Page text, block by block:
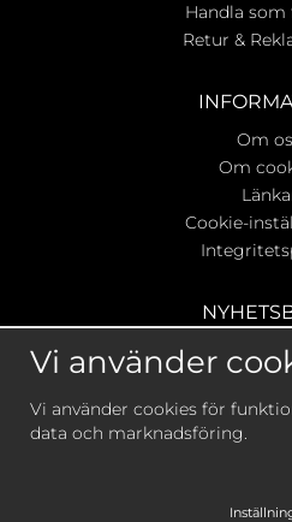
Handla som
Retur &
Om
Om
Cookie-
Ta del av våra bästa
De uppgifter du matar in
Vi använder
Vi använder cookies för
data och marknadsföring.